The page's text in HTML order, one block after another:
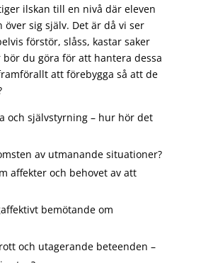
ilskan till en nivå där eleven
sig själv. Det är då vi ser
förstör, slåss, kastar saker
du göra för att hantera dessa
att förebygga så att de
och självstyrning – hur hör det
av utmanande situationer?
affekter och behovet av att
bemötande om
och utagerande beteenden –